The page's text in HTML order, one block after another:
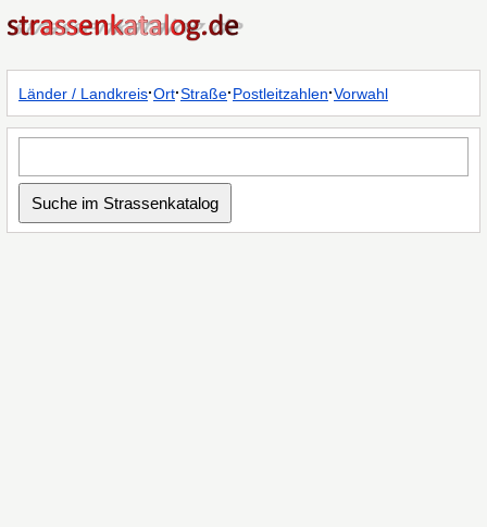
Länder / Landkreis·Ort·Straße·Postleitzahlen·Vorwahl